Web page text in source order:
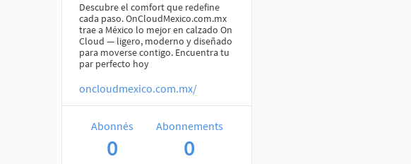
Descubre el comfort que redefine
cada paso. OnCloudMexico.com.mx
trae a México lo mejor en calzado On
Cloud — ligero, moderno y diseñado
para moverse contigo. Encuentra tu
par perfecto hoy
oncloudmexico.com.mx/
Abonnés
0
Abonnements
0